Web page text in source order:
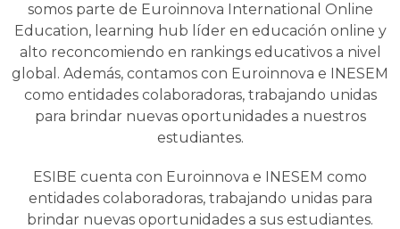
somos parte de Euroinnova International Online
Education, learning hub líder en educación online y
alto reconcomiendo en rankings educativos a nivel
global. Además, contamos con Euroinnova e INESEM
como entidades colaboradoras, trabajando unidas
para brindar nuevas oportunidades a nuestros
estudiantes.
ESIBE cuenta con Euroinnova e INESEM como
entidades colaboradoras, trabajando unidas para
brindar nuevas oportunidades a sus estudiantes.